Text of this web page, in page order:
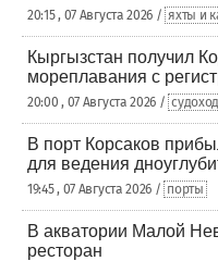
20:15 , 07 Августа 2026 / яхты и
Кыргызстан получил
мореплавания с
20:00 , 07 Августа 2026 /
В порт Корсаков
для ведения
19:45 , 07 Августа 2026 / порты
В акватории Малой
ресторан